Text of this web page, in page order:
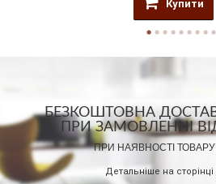
Купити
БЕЗКОШТОВНА
ПРИ ЗАМОВЛЕННІ
ПРИ НАЯВНОСТІ ТОВАРУ
Детальніше на сторінці